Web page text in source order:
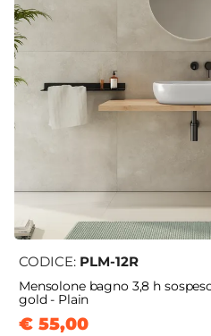
CODICE: PLM-12R
Mensolone bagno 3,8 h
gold - Plain
€ 55,00